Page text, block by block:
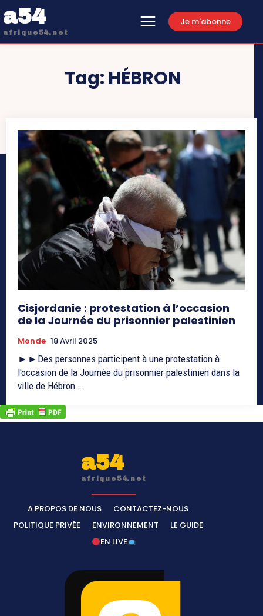
a54
afrique54.net
Je m'abonne
Tag: HÉBRON
Cisjordanie : protestation à l’occasion
de la Journée du prisonnier palestinien
Monde 18 Avril 2025
►►Des personnes participent à une protestation à
l'occasion de la Journée du prisonnier palestinien dans la
ville de Hébron...
a54
afrique54.net
A PROPOS DE NOUS
CONTACTEZ-NOUS
POLITIQUE PRIVÉE
ENVIRONNEMENT
LE GUIDE
EN LIVE